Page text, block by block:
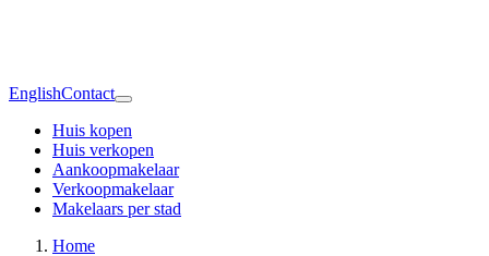
EnglishContact
Huis kopen
Huis verkopen
Aankoopmakelaar
Verkoopmakelaar
Makelaars per stad
Home